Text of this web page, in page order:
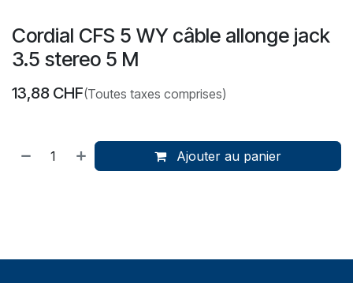
Cordial CFS 5 WY câble allonge jack
3.5 stereo 5 M
13,88 CHF(Toutes taxes comprises)
Ajouter au panier